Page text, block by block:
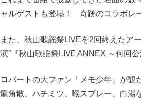
ャルゲストも登場！ 奇跡のコラボレ
また、秋山歌謡祭LIVEを2回終えたア
演”『秋山歌謡祭LIVE ANNEX ～何回
ロバートの大ファン「メモ少年」が
龍角散、ハチミツ、喉スプレー、白湯